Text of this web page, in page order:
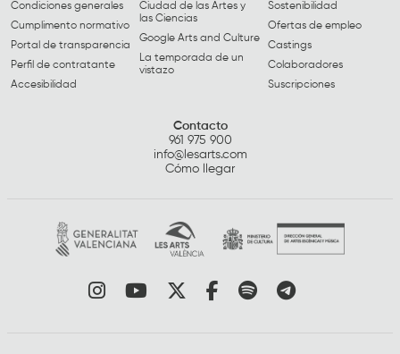
Condiciones generales
Cumplimento normativo
Portal de transparencia
Perfil de contratante
Accesibilidad
Ciudad de las Artes y
las Ciencias
Google Arts and Culture
La temporada de un
vistazo
Sostenibilidad
Ofertas de empleo
Castings
Colaboradores
Suscripciones
Contacto
961 975 900
info@lesarts.com
Cómo llegar
Link a instagram
Link a youtube
Link a twitter
Link a facebook
Link a spotify
Link a